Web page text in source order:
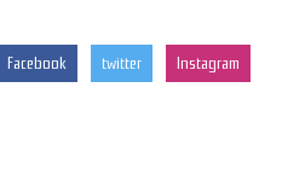
Facebook twitter Instagram